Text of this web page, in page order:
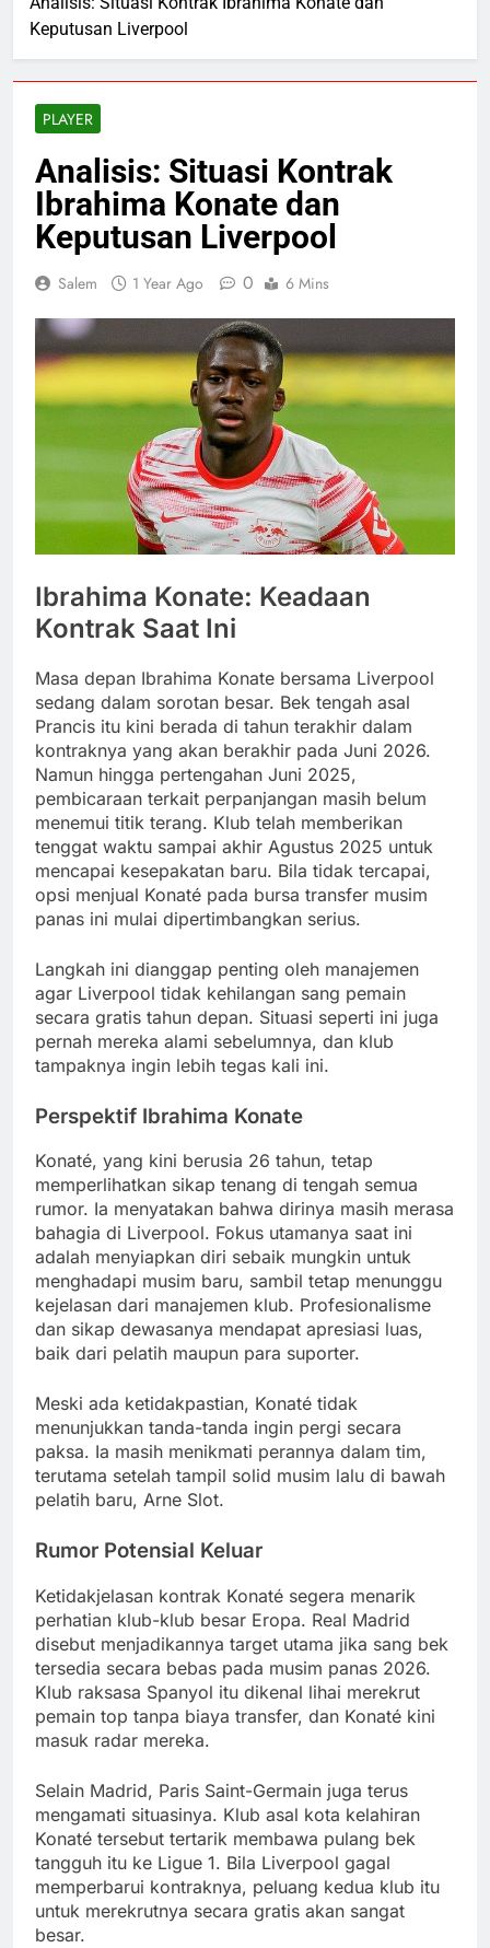
Keputusan Liverpool
PLAYER
Analisis: Situasi Kontrak
Ibrahima Konate dan
Keputusan Liverpool
Salem 1 Year Ago 0 6 Mins
Ibrahima Konate: Keadaan
Kontrak Saat Ini
Masa depan Ibrahima Konate bersama Liverpool
sedang dalam sorotan besar. Bek tengah asal
Prancis itu kini berada di tahun terakhir dalam
kontraknya yang akan berakhir pada Juni 2026.
Namun hingga pertengahan Juni 2025,
pembicaraan terkait perpanjangan masih belum
menemui titik terang. Klub telah memberikan
tenggat waktu sampai akhir Agustus 2025 untuk
mencapai kesepakatan baru. Bila tidak tercapai,
opsi menjual Konaté pada bursa transfer musim
panas ini mulai dipertimbangkan serius.
Langkah ini dianggap penting oleh manajemen
agar Liverpool tidak kehilangan sang pemain
secara gratis tahun depan. Situasi seperti ini juga
pernah mereka alami sebelumnya, dan klub
tampaknya ingin lebih tegas kali ini.
Perspektif Ibrahima Konate
Konaté, yang kini berusia 26 tahun, tetap
memperlihatkan sikap tenang di tengah semua
rumor. Ia menyatakan bahwa dirinya masih merasa
bahagia di Liverpool. Fokus utamanya saat ini
adalah menyiapkan diri sebaik mungkin untuk
menghadapi musim baru, sambil tetap menunggu
kejelasan dari manajemen klub. Profesionalisme
dan sikap dewasanya mendapat apresiasi luas,
baik dari pelatih maupun para suporter.
Meski ada ketidakpastian, Konaté tidak
menunjukkan tanda-tanda ingin pergi secara
paksa. Ia masih menikmati perannya dalam tim,
terutama setelah tampil solid musim lalu di bawah
pelatih baru, Arne Slot.
Rumor Potensial Keluar
Ketidakjelasan kontrak Konaté segera menarik
perhatian klub-klub besar Eropa. Real Madrid
disebut menjadikannya target utama jika sang bek
tersedia secara bebas pada musim panas 2026.
Klub raksasa Spanyol itu dikenal lihai merekrut
pemain top tanpa biaya transfer, dan Konaté kini
masuk radar mereka.
Selain Madrid, Paris Saint-Germain juga terus
mengamati situasinya. Klub asal kota kelahiran
Konaté tersebut tertarik membawa pulang bek
tangguh itu ke Ligue 1. Bila Liverpool gagal
memperbarui kontraknya, peluang kedua klub itu
untuk merekrutnya secara gratis akan sangat
besar.